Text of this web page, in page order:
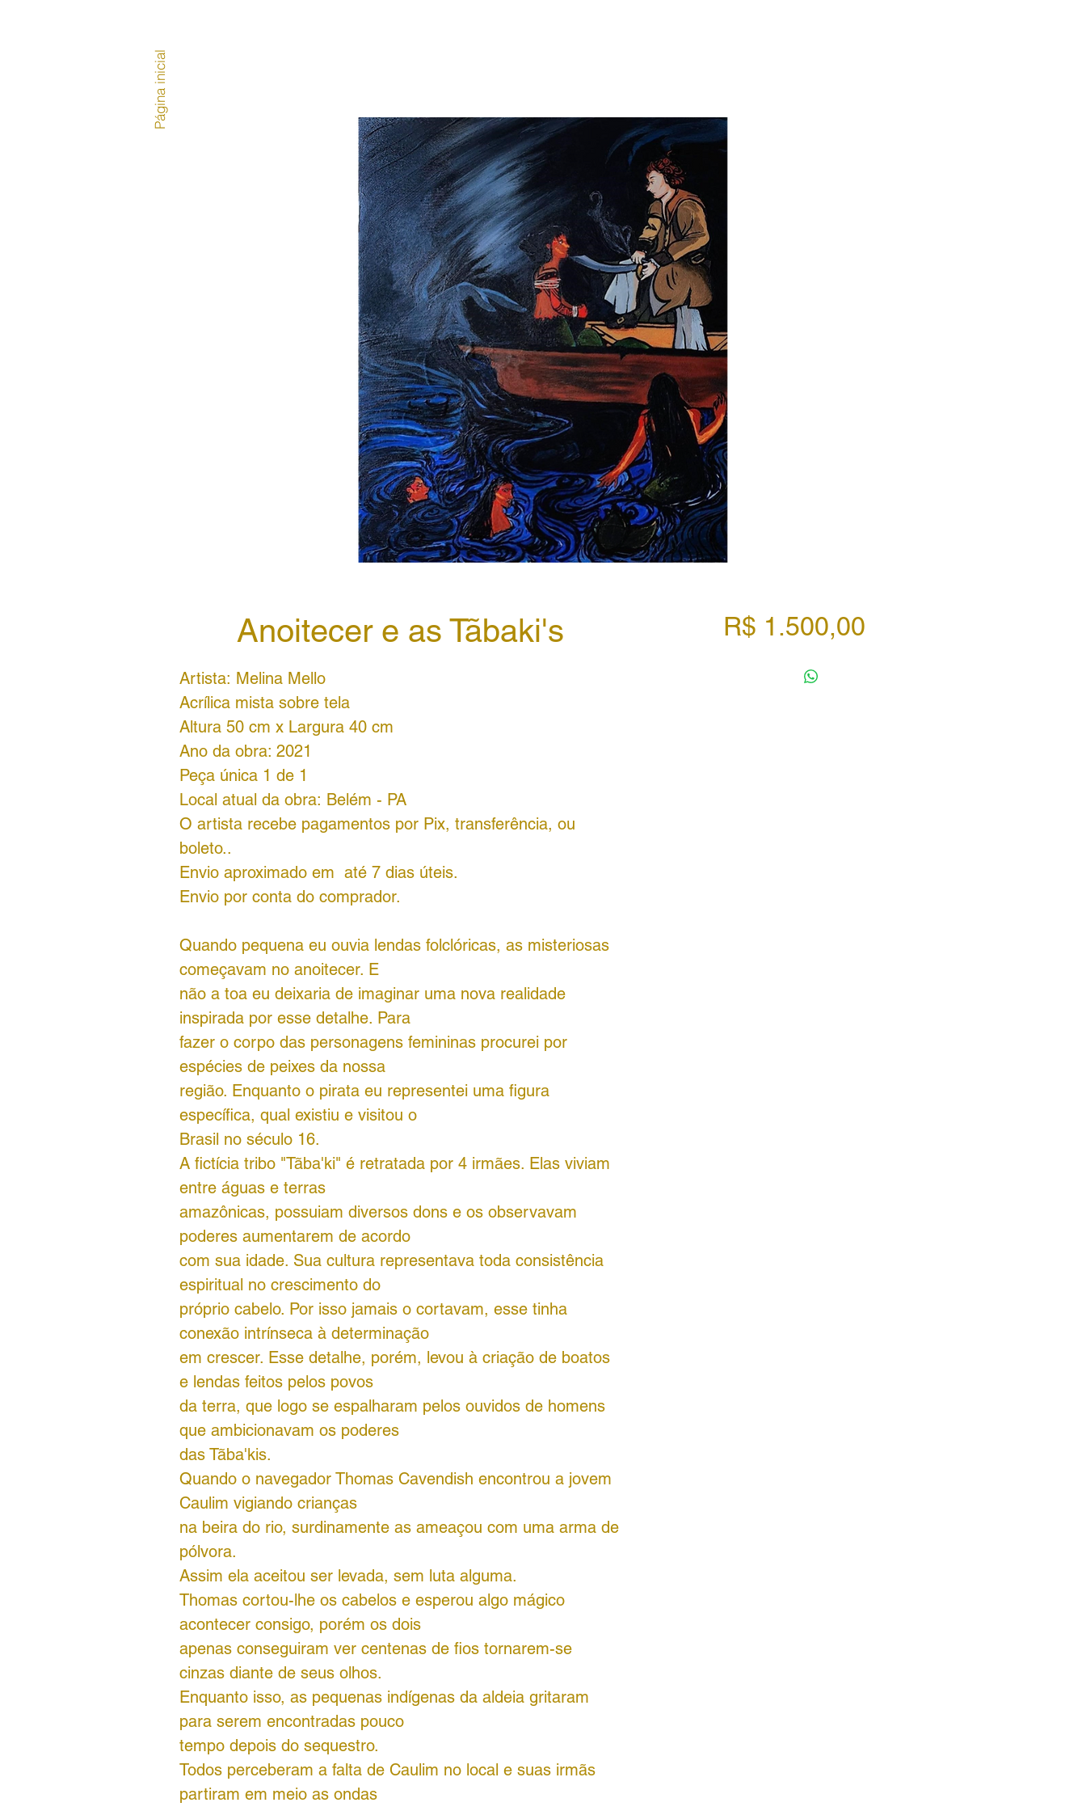
Anoitecer e as Tãbaki's
Artista: Melina Mello
Acrílica mista sobre tela
Altura 50 cm x Largura 40 cm
Ano da obra: 2021
Peça única 1 de 1
Local atual da obra: Belém - PA
O artista recebe pagamentos por Pix, transferência, ou
boleto..
Envio aproximado em até 7 dias úteis.
Envio por conta do comprador.
Quando pequena eu ouvia lendas folclóricas, as misteriosas
começavam no anoitecer. E
não a toa eu deixaria de imaginar uma nova realidade
inspirada por esse detalhe. Para
fazer o corpo das personagens femininas procurei por
espécies de peixes da nossa
região. Enquanto o pirata eu representei uma figura
específica, qual existiu e visitou o
Brasil no século 16.
A fictícia tribo "Tãba'ki" é retratada por 4 irmães. Elas viviam
entre águas e terras
amazônicas, possuiam diversos dons e os observavam
poderes aumentarem de acordo
com sua idade. Sua cultura representava toda consistência
espiritual no crescimento do
próprio cabelo. Por isso jamais o cortavam, esse tinha
conexão intrínseca à determinação
em crescer. Esse detalhe, porém, levou à criação de boatos
e lendas feitos pelos povos
da terra, que logo se espalharam pelos ouvidos de homens
que ambicionavam os poderes
das Tãba'kis.
Quando o navegador Thomas Cavendish encontrou a jovem
Caulim vigiando crianças
na beira do rio, surdinamente as ameaçou com uma arma de
pólvora.
Assim ela aceitou ser levada, sem luta alguma.
Thomas cortou-lhe os cabelos e esperou algo mágico
acontecer consigo, porém os dois
apenas conseguiram ver centenas de fios tornarem-se
cinzas diante de seus olhos.
Enquanto isso, as pequenas indígenas da aldeia gritaram
para serem encontradas pouco
tempo depois do sequestro.
Todos perceberam a falta de Caulim no local e suas irmãs
partiram em meio as ondas
R$ 1.500,00Preço
Página inicial